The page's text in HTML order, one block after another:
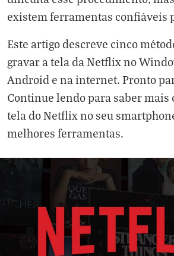
existem ferramentas confiáveis
Este artigo descreve cinco
gravar a tela da Netflix no
Android e na internet. Pronto
Continue lendo para saber mais
tela do Netflix no seu
melhores ferramentas.